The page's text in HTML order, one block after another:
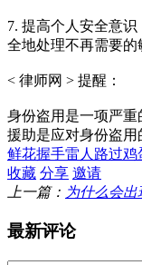
7. 提高个人安全意
全地处理不再需要的
< 律师网 > 提醒：
身份盗用是一项严
援助是应对身份盗
鲜花握手雷人 路过鸡
收藏 分享 邀请
上一篇： 为什么会
最新评论